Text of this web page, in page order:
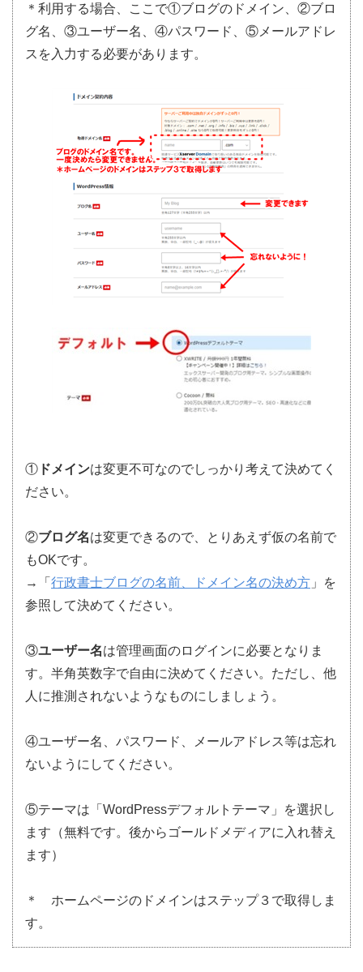
＊利用する場合、ここで①ブログのドメイン、②ブロ
グ名、③ユーザー名、④パスワード、⑤メールアドレ
スを入力する必要があります。
① ドメインは変更不可なのでしっかり考えて決めてく
ださい。
②ブログ名は変更できるので、とりあえず仮の名前で
もOKです。
→「 行政書士ブログの名前、ドメイン名の決め方 」を
参照して決めてください。
③ユーザー名は管理画面のログインに必要となりま
す。半角英数字で自由に決めてください。ただし、他
人に推測されないようなものにしましょう。
④ユーザー名、パスワード、メールアドレス等は忘れ
ないようにしてください。
⑤テーマは「WordPressデフォルトテーマ」を選択し
ます（無料です。後からゴールドメディアに入れ替え
ます）
＊ ホームページのドメインはステップ３で取得しま
す。